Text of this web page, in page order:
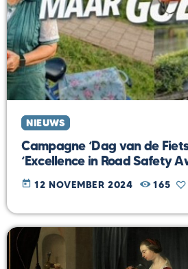
NIEUWS
Campagne ‘Dag van de
‘Excellence in Road Safety
today 12 NOVEMBER 2024 165